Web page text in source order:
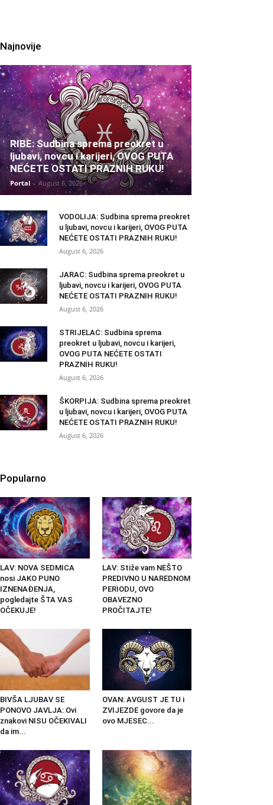
Najnovije
RIBE: Sudbina sprema preokret u
ljubavi, novcu i karijeri, OVOG PUTA
NEĆETE OSTATI PRAZNIH RUKU!
Portal - August 6, 2026
VODOLIJA: Sudbina sprema preokret
u ljubavi, novcu i karijeri, OVOG PUTA
NEĆETE OSTATI PRAZNIH RUKU!
August 6, 2026
JARAC: Sudbina sprema preokret u
ljubavi, novcu i karijeri, OVOG PUTA
NEĆETE OSTATI PRAZNIH RUKU!
August 6, 2026
STRIJELAC: Sudbina sprema
preokret u ljubavi, novcu i karijeri,
OVOG PUTA NEĆETE OSTATI
PRAZNIH RUKU!
August 6, 2026
ŠKORPIJA: Sudbina sprema preokret
u ljubavi, novcu i karijeri, OVOG PUTA
NEĆETE OSTATI PRAZNIH RUKU!
August 6, 2026
Popularno
LAV: NOVA SEDMICA
nosi JAKO PUNO
IZNENAĐENJA,
pogledajte ŠTA VAS
OČEKUJE!
LAV: Stiže vam NEŠTO
PREDIVNO U NAREDNOM
PERIODU, OVO
OBAVEZNO
PROČITAJTE!
BIVŠA LJUBAV SE
PONOVO JAVLJA: Ovi
znakovi NISU OČEKIVALI
da im...
OVAN: AVGUST JE TU i
ZVIJEZDE govore da je
ovo MJESEC...